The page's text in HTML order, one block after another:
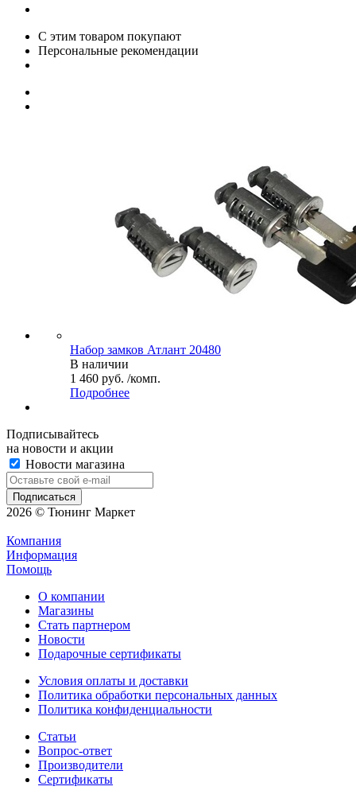
С этим товаром покупают
Персональные рекомендации
Набор замков Атлант 20480
В наличии
1 460 руб. /комп.
Подробнее
Подписывайтесь
на новости и акции
Новости магазина
2026 © Тюнинг Маркет
Компания
Информация
Помощь
О компании
Магазины
Стать партнером
Новости
Подарочные сертификаты
Условия оплаты и доставки
Политика обработки персональных данных
Политика конфиденциальности
Статьи
Вопрос-ответ
Производители
Сертификаты